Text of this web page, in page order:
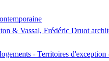
& Vassal, Frédéric Druot
- Territoires